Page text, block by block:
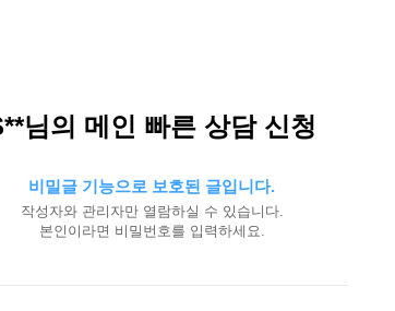
님의 메인 빠른 상담 신청
비밀글 기능으로 보호된 글입니다.
작성자와 관리자만 열람하실 수 있습니다.
본인이라면 비밀번호를 입력하세요.